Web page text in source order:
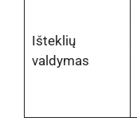
Išteklių
valdymas